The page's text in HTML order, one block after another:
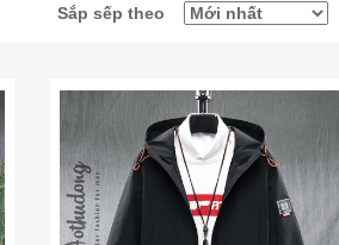
Sắp sếp theo